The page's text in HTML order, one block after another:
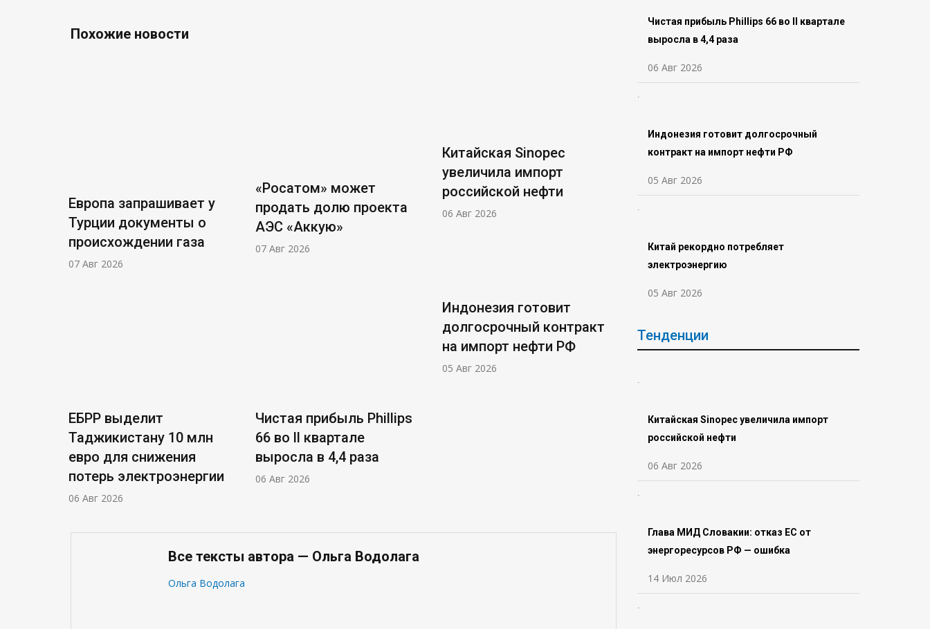
Похожие новости
Европа запрашивает у
Турции документы о
происхождении газа
07 Авг 2026
«Росатом» может
продать долю проекта
АЭС «Аккую»
07 Авг 2026
Китайская Sinopec
увеличила импорт
российской нефти
06 Авг 2026
ЕБРР выделит
Таджикистану 10 млн
евро для снижения
потерь электроэнергии
06 Авг 2026
Чистая прибыль Phillips
66 во ll квартале
выросла в 4,4 раза
06 Авг 2026
Индонезия готовит
долгосрочный контракт
на импорт нефти РФ
05 Авг 2026
Все тексты автора — Ольга Водолага
Ольга Водолага
Чистая прибыль Phillips 66 во ll квартале
выросла в 4,4 раза
06 Авг 2026
Индонезия готовит долгосрочный
контракт на импорт нефти РФ
05 Авг 2026
Китай рекордно потребляет
электроэнергию
05 Авг 2026
Тенденции
Китайская Sinopec увеличила импорт
российской нефти
06 Авг 2026
Глава МИД Словакии: отказ ЕС от
энергоресурсов РФ — ошибка
14 Июл 2026